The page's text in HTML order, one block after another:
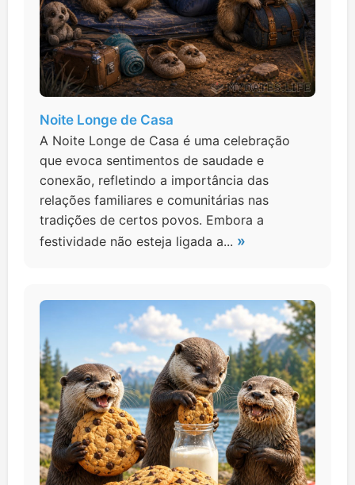
Noite Longe de Casa
A Noite Longe de Casa é uma celebração
que evoca sentimentos de saudade e
conexão, refletindo a importância das
relações familiares e comunitárias nas
tradições de certos povos. Embora a
festividade não esteja ligada a... »